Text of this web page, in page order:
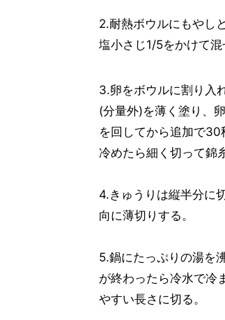
2.耐熱ボウルにもやし
塩小さじ1/5をかけて
3.卵をボウルに割り入
(分量外)を薄く塗り、
を回してから追加で30
冷めたら細く切って錦
4.きゅうりは縦半分に
向に薄切りする。
5.鍋にたっぷりの湯を
が終わったら冷水で冷
やすい長さに切る。